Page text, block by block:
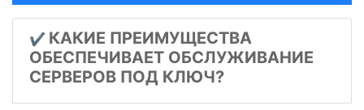
✔️ КАКИЕ ПРЕИМУЩЕСТВА
ОБЕСПЕЧИВАЕТ ОБСЛУЖИВАНИЕ
СЕРВЕРОВ ПОД КЛЮЧ?